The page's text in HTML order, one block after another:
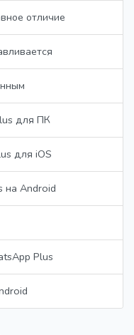
отличие
для ПК
для iOS
на Android
Plus